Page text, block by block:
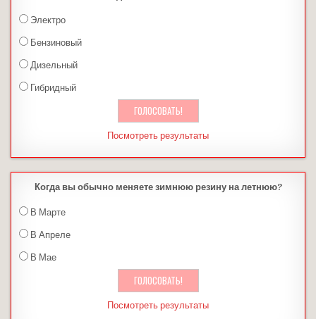
Электро
Бензиновый
Дизельный
Гибридный
Посмотреть результаты
Когда вы обычно меняете зимнюю резину на летнюю?
В Марте
В Апреле
В Мае
Посмотреть результаты